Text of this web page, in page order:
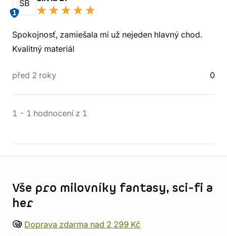
SB
1
Spokojnosť, zamiešala mi už nejeden hlavný chod.
Kvalitný materiál
před 2 roky 0
1 - 1 hodnocení z 1
Vše pro milovníky fantasy, sci-fi a
her
Doprava zdarma nad 2 299 Kč